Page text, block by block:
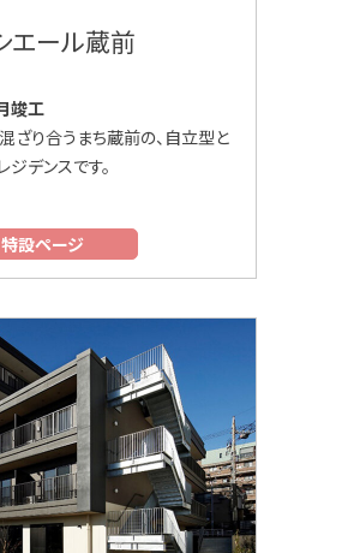
エール蔵前
竣工
ざり合うまち蔵前の、自立型と
デンスです。
特設ページ